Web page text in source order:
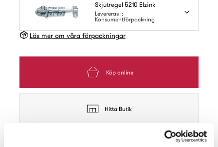
Skjutregel 5210 Elzink
Levereras i:
Konsumentförpackning
Läs mer om våra förpackningar
Köp online
Hitta Butik